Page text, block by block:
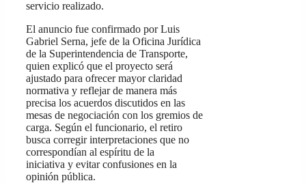
servicio realizado.
El anuncio fue confirmado por Luis
Gabriel Serna, jefe de la Oficina Jurídica
de la Superintendencia de Transporte,
quien explicó que el proyecto será
ajustado para ofrecer mayor claridad
normativa y reflejar de manera más
precisa los acuerdos discutidos en las
mesas de negociación con los gremios de
carga. Según el funcionario, el retiro
busca corregir interpretaciones que no
correspondían al espíritu de la
iniciativa y evitar confusiones en la
opinión pública.